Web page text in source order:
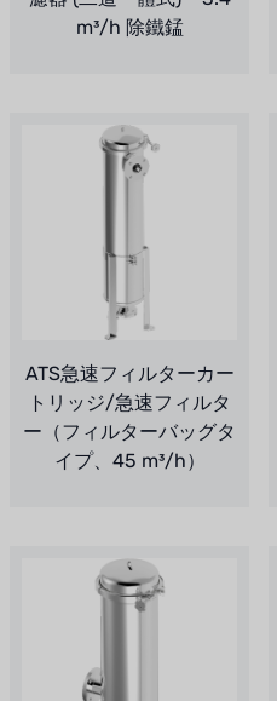
m³/h 除鐵錳
ATS急速フィルターカー
トリッジ/急速フィルタ
ー（フィルターバッグタ
イプ、45 m³/h）